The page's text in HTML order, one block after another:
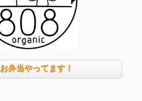
お弁当やってます！